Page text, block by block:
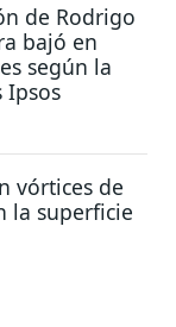
de Rodrigo
bajó en
según la
Ipsos
vórtices de
la superficie